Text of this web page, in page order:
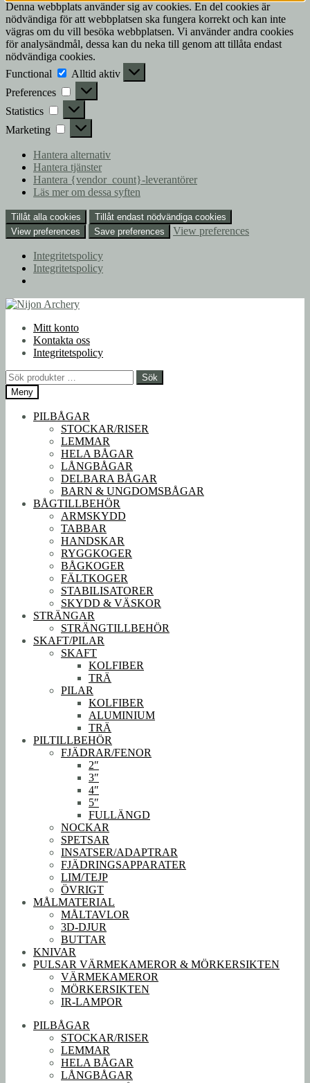
Denna webbplats använder sig av cookies. En del cookies är
nödvändiga för att webbplatsen ska fungera korrekt och kan inte
vägras om du vill besöka webbplatsen. Vi använder andra cookies
för analysändmål, dessa kan du neka till genom att tillåta endast
nödvändiga cookies.
Functional
Functional
Alltid aktiv
Preferences
Preferences
Statistics Statistics
Marketing Marketing
Hantera alternativ
Hantera tjänster
Hantera {vendor_count}-leverantörer
Läs mer om dessa syften
Tillåt alla cookies
Tillåt endast nödvändiga cookies
View preferences
Save preferences View preferences
Integritetspolicy
Integritetspolicy
Hoppa
navigering
Hoppa
innehållMitt konto
Kontakta oss
Integritetspolicy
Sök
efter:
Sök
Meny
PILBÅGAR
STOCKAR/RISER
LEMMAR
HELA BÅGAR
LÅNGBÅGAR
DELBARA BÅGAR
BARN & UNGDOMSBÅGAR
BÅGTILLBEHÖR
ARMSKYDD
TABBAR
HANDSKAR
RYGGKOGER
BÅGKOGER
FÄLTKOGER
STABILISATORER
SKYDD & VÄSKOR
STRÄNGAR
STRÄNGTILLBEHÖR
SKAFT/PILAR
SKAFT
KOLFIBER
TRÄ
PILAR
KOLFIBER
ALUMINIUM
TRÄ
PILTILLBEHÖR
FJÄDRAR/FENOR
2″
3″
4″
5″
FULLÄNGD
NOCKAR
SPETSAR
INSATSER/ADAPTRAR
FJÄDRINGSAPPARATER
LIM/TEJP
ÖVRIGT
MÅLMATERIAL
MÅLTAVLOR
3D-DJUR
BUTTAR
KNIVAR
PULSAR VÄRMEKAMEROR & MÖRKERSIKTEN
VÄRMEKAMEROR
MÖRKERSIKTEN
IR-LAMPOR
PILBÅGAR
STOCKAR/RISER
LEMMAR
HELA BÅGAR
LÅNGBÅGAR